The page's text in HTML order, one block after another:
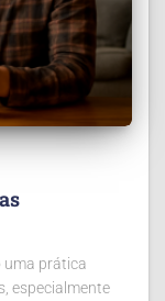
uma prática
especialmente